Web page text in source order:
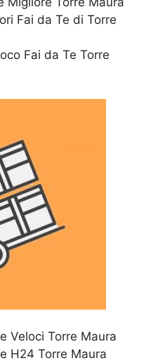
Fai da Te di Torre
Fai da Te Torre
Veloci Torre Maura
H24 Torre Maura